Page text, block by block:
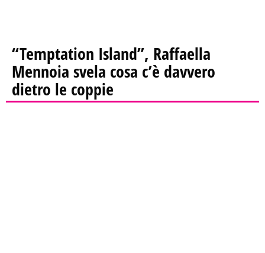
“Temptation Island”, Raffaella
Mennoia svela cosa c’è davvero
dietro le coppie